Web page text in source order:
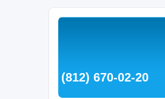
(812) 670-02-20